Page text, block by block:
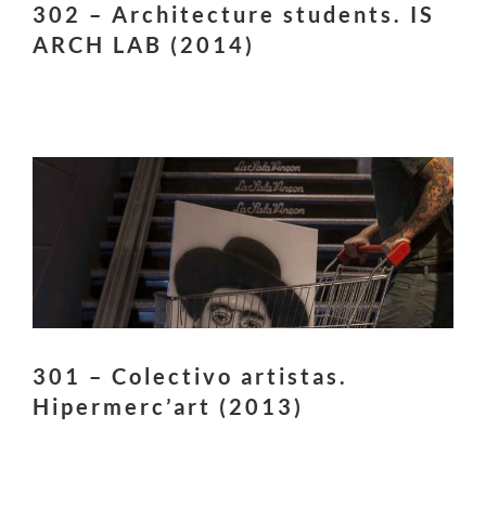
302 – Architecture students. IS
ARCH LAB (2014)
301 – Colectivo artistas.
Hipermerc’art (2013)